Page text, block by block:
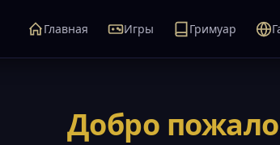
Главная Игры Гримуар
Добро